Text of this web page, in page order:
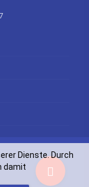
Dienste. Durch
damit